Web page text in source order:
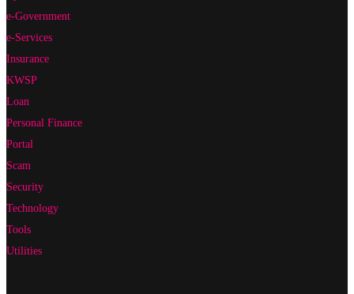
e-Government
e-Services
Insurance
KWSP
Loan
Personal Finance
Portal
Scam
Security
Technology
Tools
Utilities